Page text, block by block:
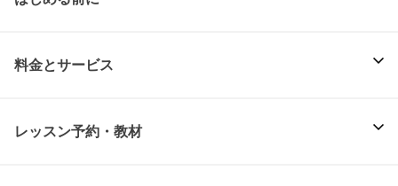
料金とサービス
レッスン予約・教材